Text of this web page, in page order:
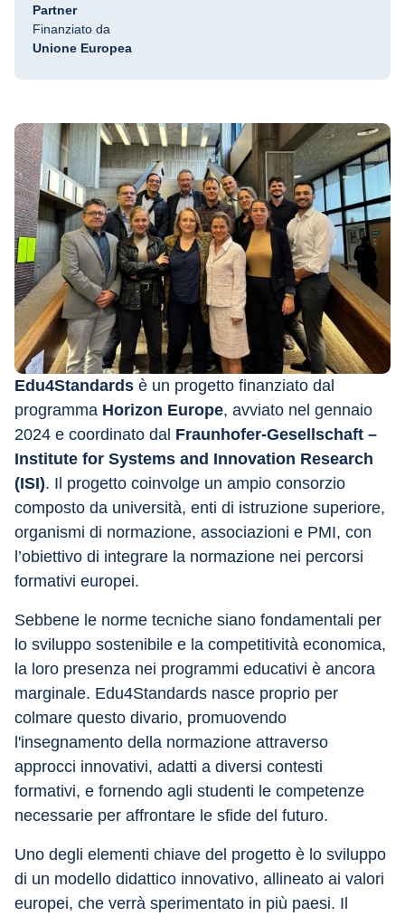
Partner
Finanziato da
Unione Europea
Edu4Standards è un progetto finanziato dal
programma Horizon Europe, avviato nel gennaio
2024 e coordinato dal Fraunhofer-Gesellschaft –
Institute for Systems and Innovation Research
(ISI). Il progetto coinvolge un ampio consorzio
composto da università, enti di istruzione superiore,
organismi di normazione, associazioni e PMI, con
l’obiettivo di integrare la normazione nei percorsi
formativi europei.
Sebbene le norme tecniche siano fondamentali per
lo sviluppo sostenibile e la competitività economica,
la loro presenza nei programmi educativi è ancora
marginale. Edu4Standards nasce proprio per
colmare questo divario, promuovendo
l'insegnamento della normazione attraverso
approcci innovativi, adatti a diversi contesti
formativi, e fornendo agli studenti le competenze
necessarie per affrontare le sfide del futuro.
Uno degli elementi chiave del progetto è lo sviluppo
di un modello didattico innovativo, allineato ai valori
europei, che verrà sperimentato in più paesi. Il